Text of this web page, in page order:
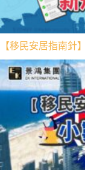
【移民安居指南針